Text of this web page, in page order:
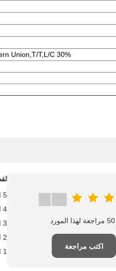
30% T/T in advance, balance before shipping. Western Union,T/T,L/C
اكتب مراجعة
5 النجوم
4 النجوم
3 النجوم
2 النجوم
1 النجوم